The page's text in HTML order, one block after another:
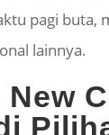
pagi buta,
lainnya.
New